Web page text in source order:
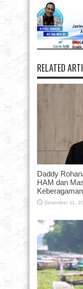
RELATED
Daddy
HAM dan
Desember 11,